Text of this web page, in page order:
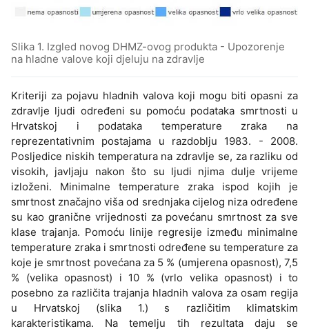
Slika 1. Izgled novog DHMZ-ovog produkta - Upozorenje
na hladne valove koji djeluju na zdravlje
Kriteriji za pojavu hladnih valova koji mogu biti opasni za
zdravlje ljudi određeni su pomoću podataka smrtnosti u
Hrvatskoj i podataka temperature zraka na
reprezentativnim postajama u razdoblju 1983. - 2008.
Posljedice niskih temperatura na zdravlje se, za razliku od
visokih, javljaju nakon što su ljudi njima dulje vrijeme
izloženi. Minimalne temperature zraka ispod kojih je
smrtnost značajno viša od srednjaka cijelog niza određene
su kao granične vrijednosti za povećanu smrtnost za sve
klase trajanja. Pomoću linije regresije između minimalne
temperature zraka i smrtnosti određene su temperature za
koje je smrtnost povećana za 5 % (umjerena opasnost), 7,5
% (velika opasnost) i 10 % (vrlo velika opasnost) i to
posebno za različita trajanja hladnih valova za osam regija
u Hrvatskoj (slika 1.) s različitim klimatskim
karakteristikama. Na temelju tih rezultata daju se